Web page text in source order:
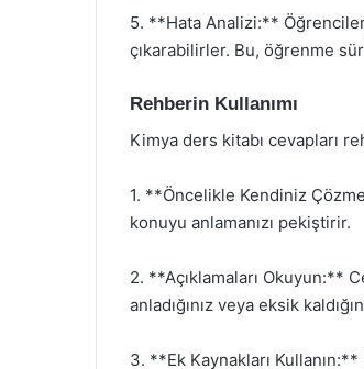
5. **Hata Analizi:**
çıkarabilirler. Bu, öğrenme
Rehberin Kullanımı
Kimya ders kitabı cevapları
1. **Öncelikle Kendiniz
konuyu anlamanızı pekiştirir.
2. **Açıklamaları Okuyun:**
anladığınız veya eksik
3. **Ek Kaynakları